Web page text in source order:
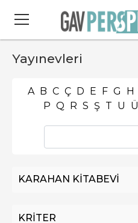
Yayınevleri
A B C Ç D E F G H
P Q R S Ş T U Ü
KARAHAN KİTABEVİ
KRİTER